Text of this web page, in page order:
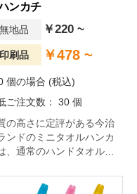
ンカチ
無地品 ￥220 ~
印刷品 ￥478 ~
個の場合 (税込)
ご注文数： 30 個
の高さに定評がある今治
ンドのミニタオルハンカ
、通常のハンドタオルサ
。